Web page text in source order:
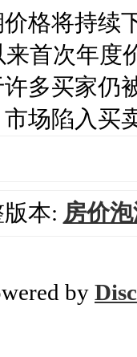
格将持续
来首次年度
多买家仍
场陷入买
本: 房价
by